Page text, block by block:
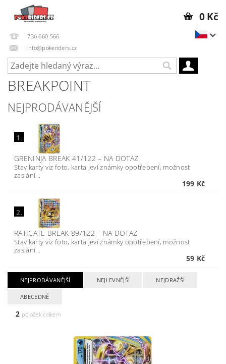
736 660 566
info@pokeriders.cz
0 Kč
BREAKPOINT
NEJPRODÁVANĚJŠÍ
1.
GRENINJA BREAK 41/122– NA DOTAZ
Stav karty viz foto, karta jeví známky opotřebení, možnost
zaslání...
199 Kč
2.
RATICATE BREAK 89/122– NA DOTAZ
Stav karty viz foto, karta jeví známky opotřebení, možnost
zaslání...
59 Kč
NEJPRODÁVANĚJŠÍ NEJLEVNĚJŠÍ NEJDRAŽŠÍ
ABECEDNĚ
2 položek celkem